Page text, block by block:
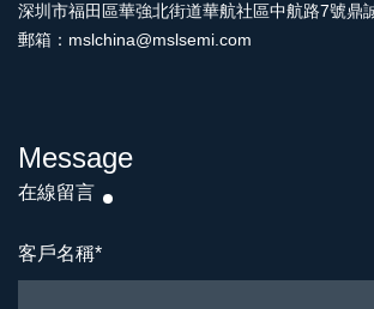
深圳市福田區華強北街道華航社區中航路7號鼎
郵箱：mslchina@mslsemi.com
Message
在線留言
客戶名稱*